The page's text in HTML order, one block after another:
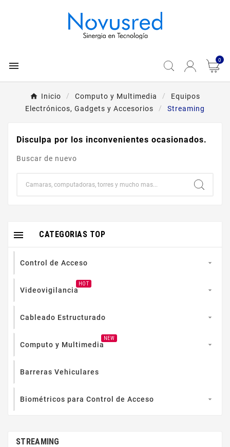
 0
Inicio Computo y Multimedia
Equipos
Electrónicos, Gadgets y Accesorios
Streaming
Disculpa por los inconvenientes ocasionados.
Buscar de nuevo
CATEGORIAS TOP

Control de Acceso 
Videovigilancia
HOT

Cableado Estructurado 
Computo y Multimedia
NEW

Barreras Vehiculares
Biométricos para Control de Acceso 
STREAMING